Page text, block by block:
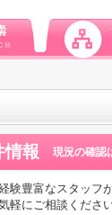
情報 現況の確認
験豊富なスタッフ
にご相談くださ